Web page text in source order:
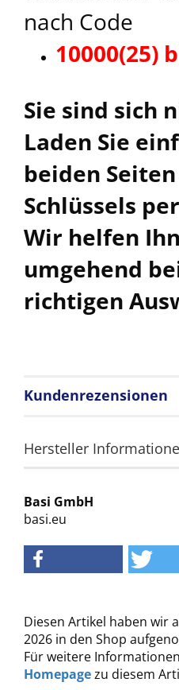
nach Code
10000(25)
Sie sind sich
Laden Sie
beiden
Schlüssels
Wir helfen
umgehend
richtigen
Kundenrezensionen
Hersteller
Basi GmbH
basi.eu
Diesen Artikel haben wir
2026 in den Shop
Für weitere
Homepagezu diesem